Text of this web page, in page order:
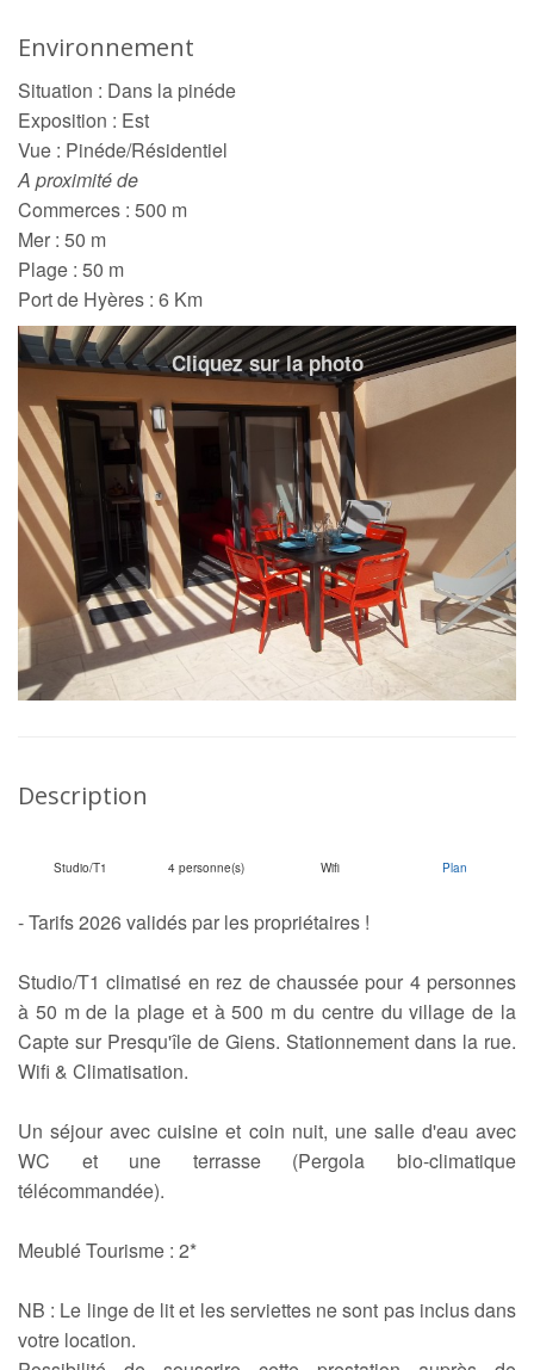
Environnement
Situation : Dans la pinéde
Exposition : Est
Vue : Pinéde/Résidentiel
A proximité de
Commerces : 500 m
Mer : 50 m
Plage : 50 m
Port de Hyères : 6 Km
Description
Studio/T1 4 personne(s) Wifi Plan
- Tarifs 2026 validés par les propriétaires !
Studio/T1 climatisé en rez de chaussée pour 4 personnes
à 50 m de la plage et à 500 m du centre du village de la
Capte sur Presqu'île de Giens. Stationnement dans la rue.
Wifi & Climatisation.
Un séjour avec cuisine et coin nuit, une salle d'eau avec
WC et une terrasse (Pergola bio-climatique
télécommandée).
Meublé Tourisme : 2*
NB : Le linge de lit et les serviettes ne sont pas inclus dans
votre location.